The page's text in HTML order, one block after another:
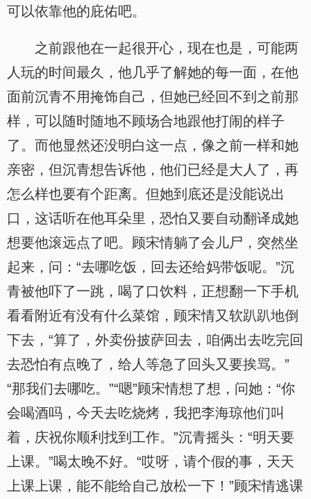
可以依靠他的庇佑吧。
之前跟他在一起很开心，现在也是，可能两
人玩的时间最久，他几乎了解她的每一面，在他
面前沉青不用掩饰自己，但她已经回不到之前那
样，可以随时随地不顾场合地跟他打闹的样子
了。而他显然还没明白这一点，像之前一样和她
亲密，但沉青想告诉他，他们已经是大人了，再
怎么样也要有个距离。但她到底还是没能说出
口，这话听在他耳朵里，恐怕又要自动翻译成她
想要他滚远点了吧。顾宋情躺了会儿尸，突然坐
起来，问：“去哪吃饭，回去还给妈带饭呢。”沉
青被他吓了一跳，喝了口饮料，正想翻一下手机
看看附近有没有什么菜馆，顾宋情又软趴趴地倒
下去，“算了，外卖份披萨回去，咱俩出去吃完回
去恐怕有点晚了，给人等急了回头又要挨骂。”
“那我们去哪吃。”“嗯”顾宋情想了想，问她：“你
会喝酒吗，今天去吃烧烤，我把李海琼他们叫
着，庆祝你顺利找到工作。”沉青摇头：“明天要
上课。”喝太晚不好。“哎呀，请个假的事，天天
上课上课，能不能给自己放松一下！”顾宋情逃课